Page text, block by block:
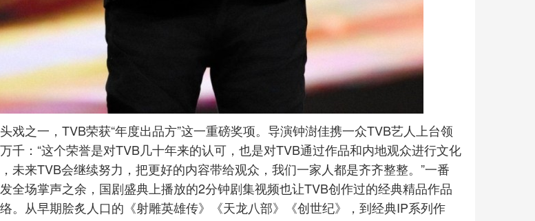
戏之一，TVB荣获“年度出品方”这一重磅奖项。导演钟澍佳携一众TVB艺人上台领
千：“这个荣誉是对TVB几十年来的认可，也是对TVB通过作品和内地观众进行文化
未来TVB会继续努力，把更好的内容带给观众，我们一家人都是齐齐整整。”一番
全场掌声之余，国剧盛典上播放的2分钟剧集视频也让TVB创作过的经典精品作品
。从早期脍炙人口的《射雕英雄传》《天龙八部》《创世纪》，到经典IP系列作